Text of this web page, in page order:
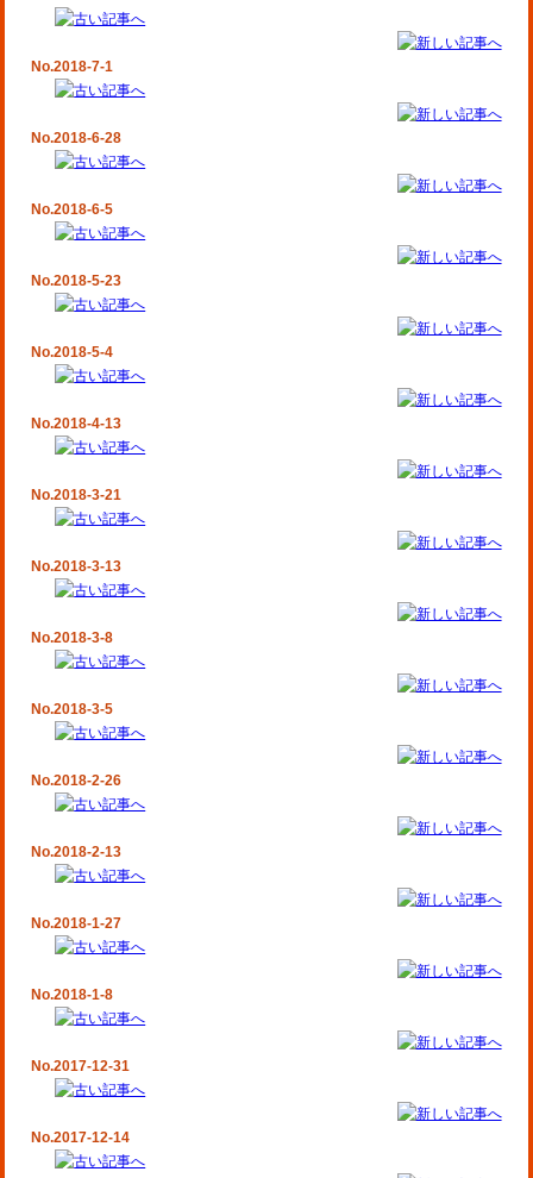
No.2018-7-1
No.2018-6-28
No.2018-6-5
No.2018-5-23
No.2018-5-4
No.2018-4-13
No.2018-3-21
No.2018-3-13
No.2018-3-8
No.2018-3-5
No.2018-2-26
No.2018-2-13
No.2018-1-27
No.2018-1-8
No.2017-12-31
No.2017-12-14